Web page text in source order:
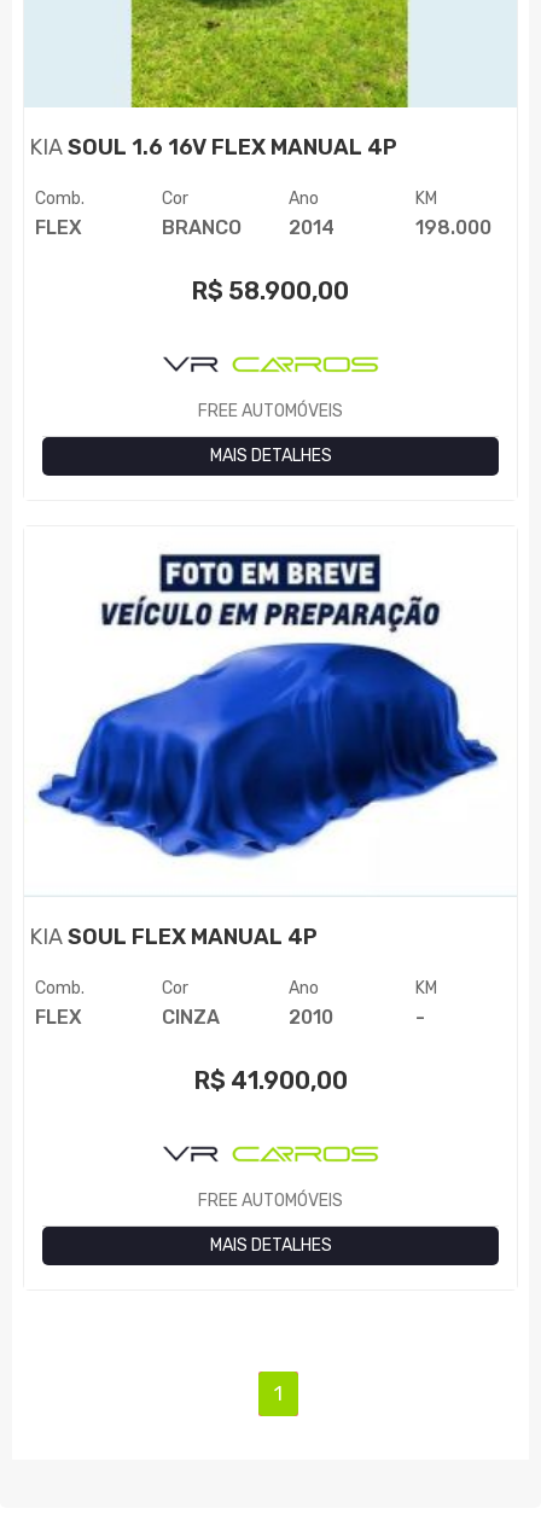
KIASOUL 1.6 16V FLEX MANUAL 4P
Comb.
FLEX
Cor
BRANCO
Ano
2014
KM
198.000
R$ 58.900,00
FREE AUTOMÓVEIS
MAIS DETALHES
KIASOUL FLEX MANUAL 4P
Comb.
FLEX
Cor
CINZA
Ano
2010
KM
-
R$ 41.900,00
FREE AUTOMÓVEIS
MAIS DETALHES
1(current)